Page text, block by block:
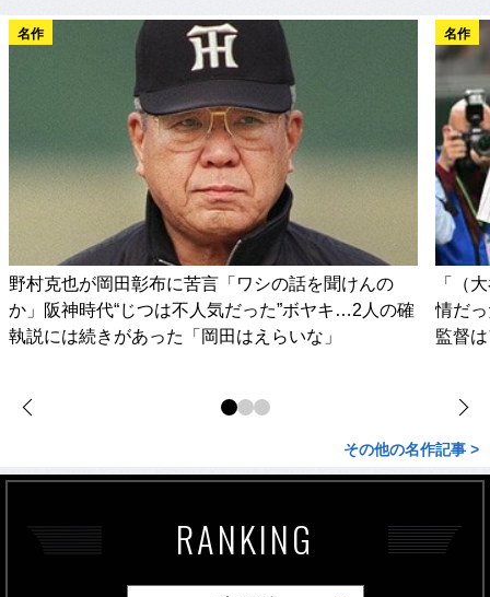
名作
野村克也が岡田彰布に苦言「ワシの話を聞けんの
か」阪神時代“じつは不人気だった”ボヤキ…2人の確
執説には続きがあった「岡田はえらいな」
名作
「（
情だ
監督
その他の名作記事 >
RANKING